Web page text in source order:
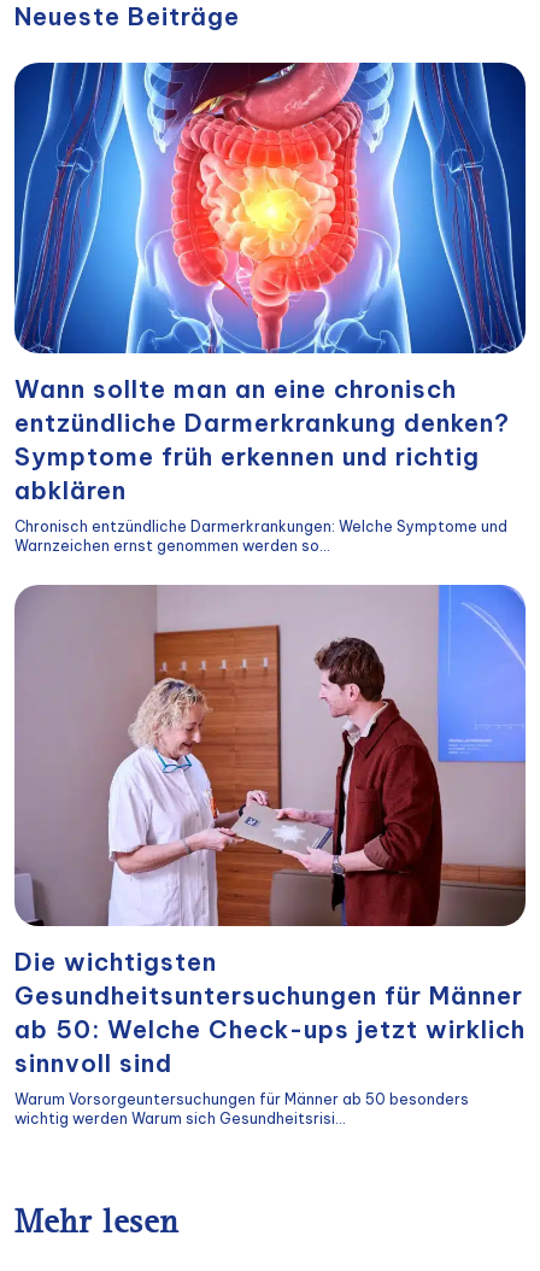
Neueste Beiträge
Wann sollte man an eine chronisch
entzündliche Darmerkrankung denken?
Symptome früh erkennen und richtig
abklären
Chronisch entzündliche Darmerkrankungen: Welche Symptome und
Warnzeichen ernst genommen werden so...
Die wichtigsten
Gesundheitsuntersuchungen für Männer
ab 50: Welche Check-ups jetzt wirklich
sinnvoll sind
Warum Vorsorgeuntersuchungen für Männer ab 50 besonders
wichtig werden Warum sich Gesundheitsrisi...
Mehr lesen